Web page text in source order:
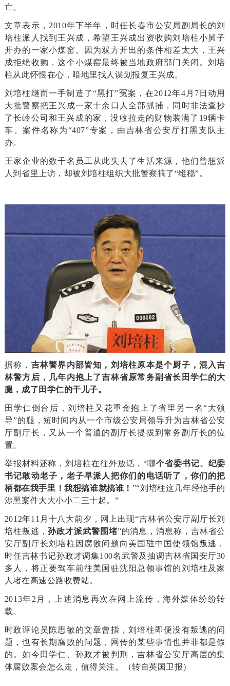
亡。
文章表示，2010年下半年，时任长春市公安局副局长的刘
培柱派人找到王兴成，希望王兴成出资收购刘培柱小舅子
开办的一家小煤窑。
因为双方开出的条件相差太大，王兴
成拒绝收购，这个小煤窑最终被当地政府部门关闭。刘培
柱从此怀恨在心，暗地里找人谋划报复王兴成。
刘培柱继而一手制造了“黑打”冤案，在2012年4月7日动用
大批警察把王兴成一家十余口人全部抓捕，同时非法查抄
了长岭公司和王兴成的家，没收拉走的财物装满了19辆卡
车。案件名称为“407”专案，由吉林省公安厅打黑支队主
办。
王家企业的数千名员工从此失去了生活来源，他们曾想派
人到省里上访，却被刘培柱组织大批警察搞了“维稳”。
据称， 吉林警界内部皆知，刘培柱原本是个厨子，混入吉
林警方后，几年内抱上了吉林省原常务副省长田学仁的大
腿，成了田学仁的干儿子。
田学仁倒台后，刘培柱又花重金抱上了省里另一名“大领
导”的腿，短时间内从一个市级公安局领导升为吉林省公安
厅副厅长，又从一个普通的副厅长提拔到常务副厅长的位
置。
举报材料还称，刘培柱在往外放话，“哪个省委书记、纪委
书记敢动老子，老子早派人把你们的电话听了，你们的把
柄都在我手里！我想搞谁就搞谁 ！ ”“刘培柱这几年经他手的
涉黑案件大大小小二三十起。”
2012年11月十八大前夕，网上出现“吉林省公安厅副厅长刘
培柱叛逃，孙政才派武警围堵”的消息，消息称，吉林省公
安厅副厅长刘培柱因腐败问题向美国驻中国使领馆叛逃，
时任吉林书记孙政才调集100名武警及抽调吉林省国安厅30
多人，将正要驾车前往美国驻沈阳总领事馆的刘培柱及家
人堵在高速公路收费站。
2013年2月，上述消息再次在网上流传，海外媒体纷纷转
载。
时政评论员陈思敏的文章曾指，刘培柱即便没有叛逃的问
题，也有长期腐败的问题，网传的某些事情也并非都是假
的。如今田学仁、孙政才被判刑，吉林省公安厅高层的集
体腐败案会怎么走，值得关注。（转自英国卫报）